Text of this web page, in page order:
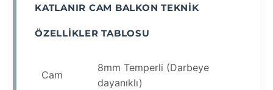
KATLANIR CAM BALKON TEKNIK
ÖZELLIKLER TABLOSU
Cam
8mm Temperli (Darbeye
dayanıklı)